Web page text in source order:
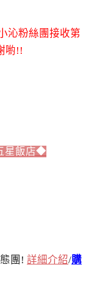
沁粉絲團接收第
喲!!
星飯店◆
團! 詳細介紹/購